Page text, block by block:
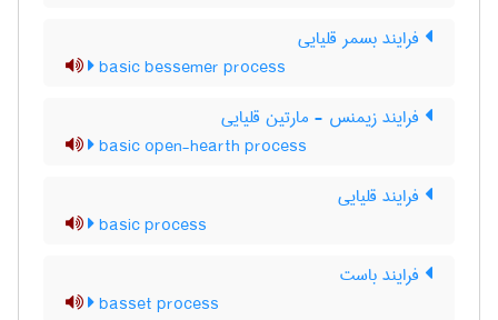
فرایند بسمر قلیایی
basic bessemer process
فرایند زیمنس - مارتین قلیایی
basic open-hearth process
فرایند قلیایی
basic process
فرایند باست
basset process